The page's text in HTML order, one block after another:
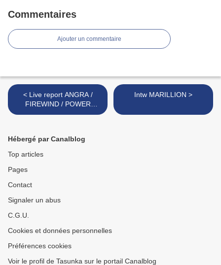
Commentaires
Ajouter un commentaire
< Live report ANGRA /
FIREWIND / POWER
QUEST
Intw MARILLION >
Hébergé par Canalblog
Top articles
Pages
Contact
Signaler un abus
C.G.U.
Cookies et données personnelles
Préférences cookies
Voir le profil de Tasunka sur le portail Canalblog